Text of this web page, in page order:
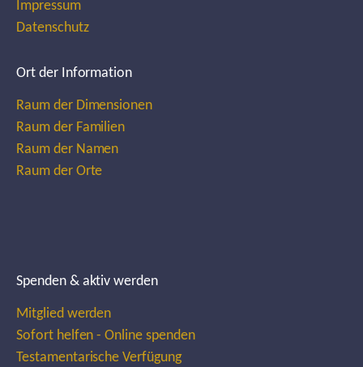
Impressum
Datenschutz
Ort der Information
Raum der Dimensionen
Raum der Familien
Raum der Namen
Raum der Orte
Spenden & aktiv werden
Mitglied werden
Sofort helfen - Online spenden
Testamentarische Verfügung